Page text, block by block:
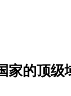
家的顶级